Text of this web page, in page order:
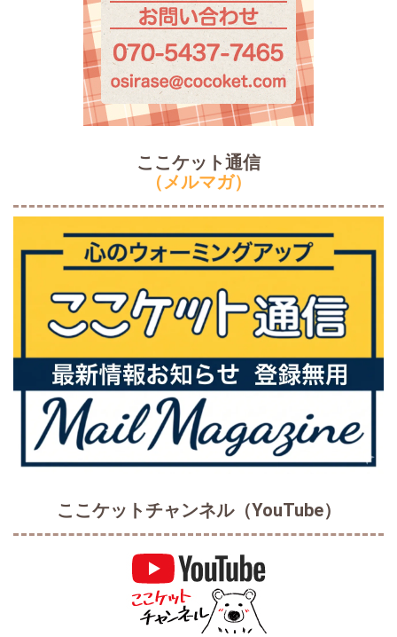
ここケット通信
（メルマガ）
ここケットチャンネル（YouTube）